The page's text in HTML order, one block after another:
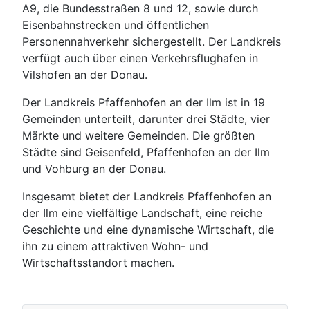
A9, die Bundesstraßen 8 und 12, sowie durch
Eisenbahnstrecken und öffentlichen
Personennahverkehr sichergestellt. Der Landkreis
verfügt auch über einen Verkehrsflughafen in
Vilshofen an der Donau.
Der Landkreis Pfaffenhofen an der Ilm ist in 19
Gemeinden unterteilt, darunter drei Städte, vier
Märkte und weitere Gemeinden. Die größten
Städte sind Geisenfeld, Pfaffenhofen an der Ilm
und Vohburg an der Donau.
Insgesamt bietet der Landkreis Pfaffenhofen an
der Ilm eine vielfältige Landschaft, eine reiche
Geschichte und eine dynamische Wirtschaft, die
ihn zu einem attraktiven Wohn- und
Wirtschaftsstandort machen.